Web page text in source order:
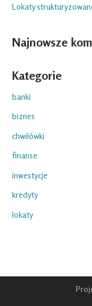
Lokaty
Najnowsze
Kategorie
banki
biznes
chwilówki
finanse
inwestycje
kredyty
lokaty